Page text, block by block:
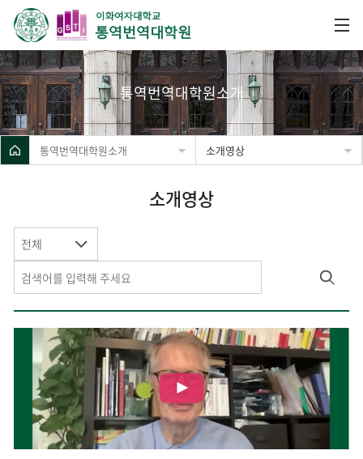
통역번역대학원소개
통역번역대학원소개 소개영상
소개영상
전체